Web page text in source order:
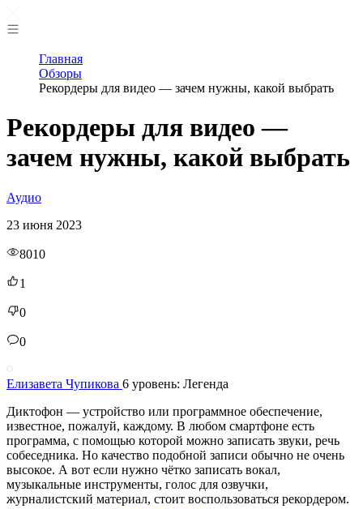
Главная
Обзоры
Рекордеры для видео — зачем нужны, какой выбрать
Рекордеры для видео —
зачем нужны, какой выбрать
Аудио
23 июня 2023
8010
1
0
0
Елизавета Чупикова 6 уровень: Легенда
Диктофон — устройство или программное обеспечение,
известное, пожалуй, каждому. В любом смартфоне есть
программа, с помощью которой можно записать звуки, речь
собеседника. Но качество подобной записи обычно не очень
высокое. А вот если нужно чётко записать вокал,
музыкальные инструменты, голос для озвучки,
журналистский материал, стоит воспользоваться рекордером.